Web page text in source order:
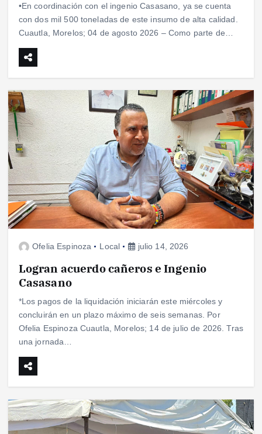
•En coordinación con el ingenio Casasano, ya se cuenta
con dos mil 500 toneladas de este insumo de alta calidad.
Cuautla, Morelos; 04 de agosto 2026 – Como parte de…
Ofelia Espinoza Local julio 14, 2026
Logran acuerdo cañeros e Ingenio
Casasano
*Los pagos de la liquidación iniciarán este miércoles y
concluirán en un plazo máximo de seis semanas. Por
Ofelia Espinoza Cuautla, Morelos; 14 de julio de 2026. Tras
una jornada…